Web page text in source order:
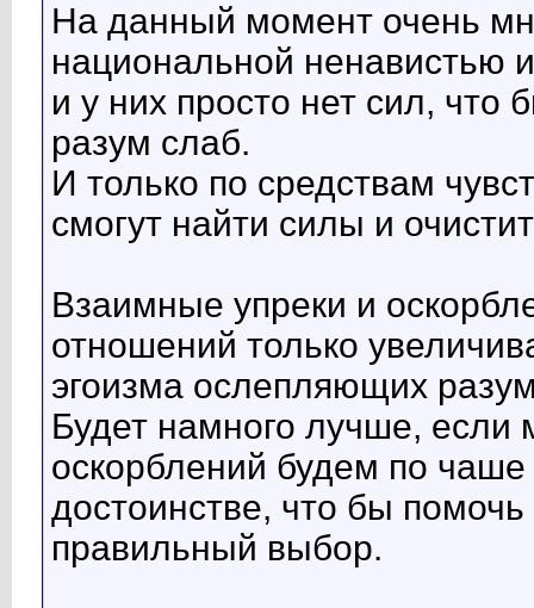
На данный момент очень
национальной ненавистью
и у них просто нет сил, что
разум слаб.
И только по средствам
смогут найти силы и
Взаимные упреки и
отношений только
эгоизма ослепляющих
Будет намного лучше, если
оскорблений будем по чаше
достоинстве, что бы помочь
правильный выбор.